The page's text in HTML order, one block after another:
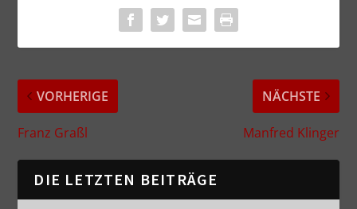
VORHERIGE
Franz Graßl
NÄCHSTE
Manfred Klinger
DIE LETZTEN BEITRÄGE